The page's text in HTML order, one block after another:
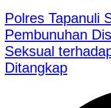
Polres Tapanuli
Pembunuhan
Seksual
Ditangkap